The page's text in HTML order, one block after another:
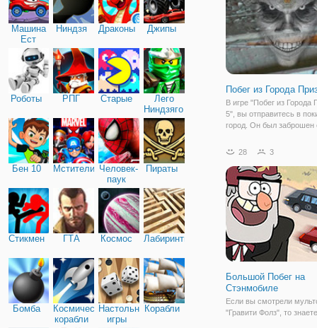
Машина
Ест
Машину
Ниндзя Драконы Джипы
Роботы РПГ Старые
Лего
Ниндзяго
Бен 10 Мстители Человек-
паук
Пираты
Стикмен ГТА Космос Лабиринты
Бомба
Космические
корабли
Настольные
игры
Корабли
Земле! В этот раз они
Побег из Города
В игре "Побег из Города
5", вы отправитесь в
город. Он был заброшен
же плакаты, слоганы на
остались в пустых
28 3
Большой Побег на
Стэнмобиле
Если вы смотрели
"Гравити Фолз", то